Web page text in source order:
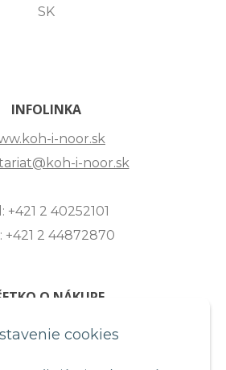
cookies
SK
INFOLINKA
i-noor.sk
i-noor.sk
+421 2 40252101
+421 2 44872870
O NÁKUPE
OTÁZKY